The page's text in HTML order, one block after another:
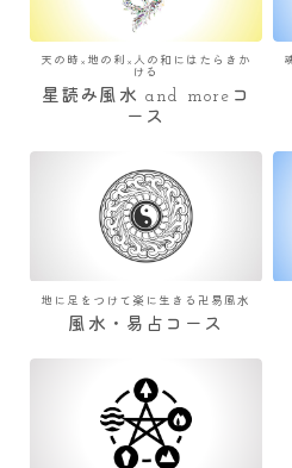
天の時×地の利×人の和にはたらきか
ける
星読み風水 and moreコ
ース
地に足をつけて楽に生きる卍易風水
風水・易占コース